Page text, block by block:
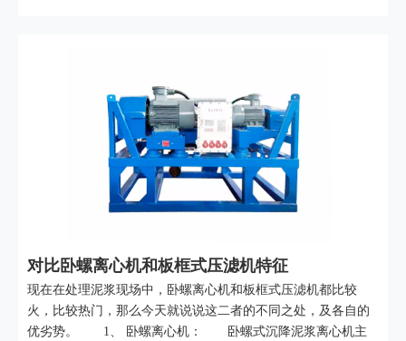
对比卧螺离心机和板框式压滤机特征
现在在处理泥浆现场中，卧螺离心机和板框式压滤机都比较
火，比较热门，那么今天就说说这二者的不同之处，及各自的
优劣势。 1、 卧螺离心机： 卧螺式沉降泥浆离心机主